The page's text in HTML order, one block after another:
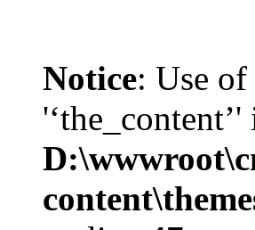
Notice: Use of
'‘the_content’'